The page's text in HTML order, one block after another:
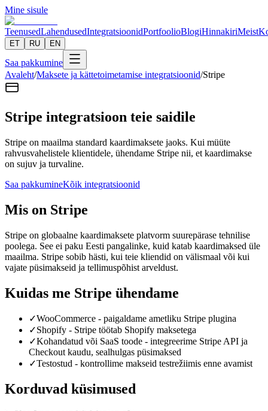
Mine sisule
TeenusedLahendusedIntegratsioonidPortfoolioBlogiHinnakiriMeist
ET RU EN
Saa pakkumine
Avaleht/Maksete ja kättetoimetamise integratsioonid/Stripe
Stripe integratsioon teie saidile
Stripe on maailma standard kaardimaksete jaoks. Kui müüte
rahvusvahelistele klientidele, ühendame Stripe nii, et kaardimakse
on sujuv ja turvaline.
Saa pakkumineKõik integratsioonid
Mis on Stripe
Stripe on globaalne kaardimaksete platvorm suurepärase tehnilise
poolega. See ei paku Eesti pangalinke, kuid katab kaardimaksed üle
maailma. Stripe sobib hästi, kui teie kliendid on välismaal või kui
vajate püsimakseid ja tellimuspõhist arveldust.
Kuidas me Stripe ühendame
✓WooCommerce - paigaldame ametliku Stripe plugina
✓Shopify - Stripe töötab Shopify maksetega
✓Kohandatud või SaaS toode - integreerime Stripe API ja
Checkout kaudu, sealhulgas püsimaksed
✓Testostud - kontrollime makseid testrežiimis enne avamist
Korduvad küsimused